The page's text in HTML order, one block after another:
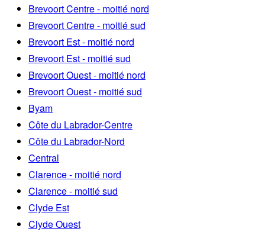
Brevoort Centre - moitié nord
Brevoort Centre - moitié sud
Brevoort Est - moitié nord
Brevoort Est - moitié sud
Brevoort Ouest - moitié nord
Brevoort Ouest - moitié sud
Byam
Côte du Labrador-Centre
Côte du Labrador-Nord
Central
Clarence - moitié nord
Clarence - moitié sud
Clyde Est
Clyde Ouest